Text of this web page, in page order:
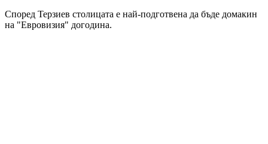
Според Терзиев столицата е най-подготвена да бъде домакин
на "Евровизия" догодина.